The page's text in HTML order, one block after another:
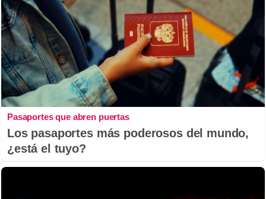
Pasaportes que abren puertas
Los pasaportes más poderosos del mundo,
¿está el tuyo?